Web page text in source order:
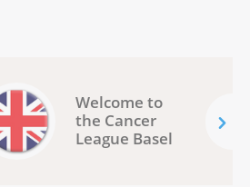
Welcome to
the Cancer
League Basel